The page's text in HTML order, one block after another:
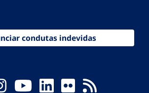
condutas indevidas